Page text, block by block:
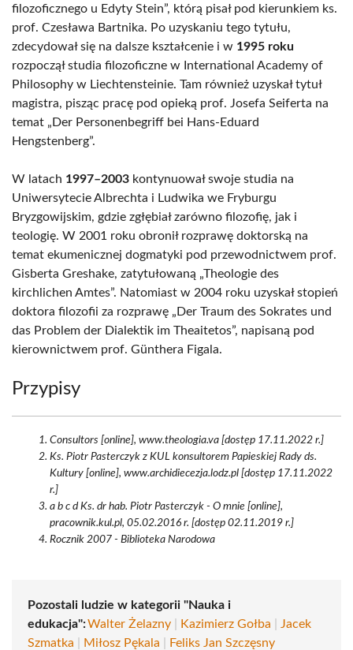
filozoficznego u Edyty Stein”, którą pisał pod kierunkiem ks.
prof. Czesława Bartnika. Po uzyskaniu tego tytułu,
zdecydował się na dalsze kształcenie i w 1995 roku
rozpoczął studia filozoficzne w International Academy of
Philosophy w Liechtensteinie. Tam również uzyskał tytuł
magistra, pisząc pracę pod opieką prof. Josefa Seiferta na
temat „Der Personenbegriff bei Hans-Eduard
Hengstenberg”.
W latach 1997–2003 kontynuował swoje studia na
Uniwersytecie Albrechta i Ludwika we Fryburgu
Bryzgowijskim, gdzie zgłębiał zarówno filozofię, jak i
teologię. W 2001 roku obronił rozprawę doktorską na
temat ekumenicznej dogmatyki pod przewodnictwem prof.
Gisberta Greshake, zatytułowaną „Theologie des
kirchlichen Amtes”. Natomiast w 2004 roku uzyskał stopień
doktora filozofii za rozprawę „Der Traum des Sokrates und
das Problem der Dialektik im Theaitetos”, napisaną pod
kierownictwem prof. Günthera Figala.
Przypisy
Consultors [online], www.theologia.va [dostęp 17.11.2022 r.]
Ks. Piotr Pasterczyk z KUL konsultorem Papieskiej Rady ds.
Kultury [online], www.archidiecezja.lodz.pl [dostęp 17.11.2022
r.]
a b c d Ks. dr hab. Piotr Pasterczyk - O mnie [online],
pracownik.kul.pl, 05.02.2016 r. [dostęp 02.11.2019 r.]
Rocznik 2007 - Biblioteka Narodowa
Pozostali ludzie w kategorii "Nauka i
edukacja":Walter Żelazny Kazimierz Gołba
Jacek
Szmatka
Miłosz Pękala Feliks Jan Szczęsny